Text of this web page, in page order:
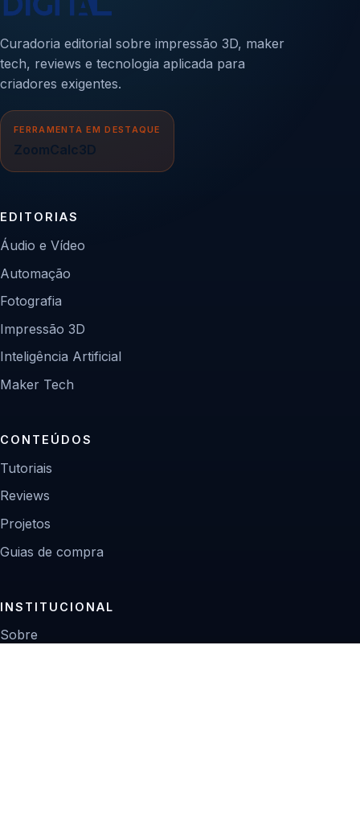
Curadoria editorial sobre impressão 3D, maker
tech, reviews e tecnologia aplicada para
criadores exigentes.
FERRAMENTA EM DESTAQUE
ZoomCalc3D
EDITORIAS
Áudio e Vídeo
Automação
Fotografia
Impressão 3D
Inteligência Artificial
Maker Tech
CONTEÚDOS
Tutoriais
Reviews
Projetos
Guias de compra
INSTITUCIONAL
Sobre